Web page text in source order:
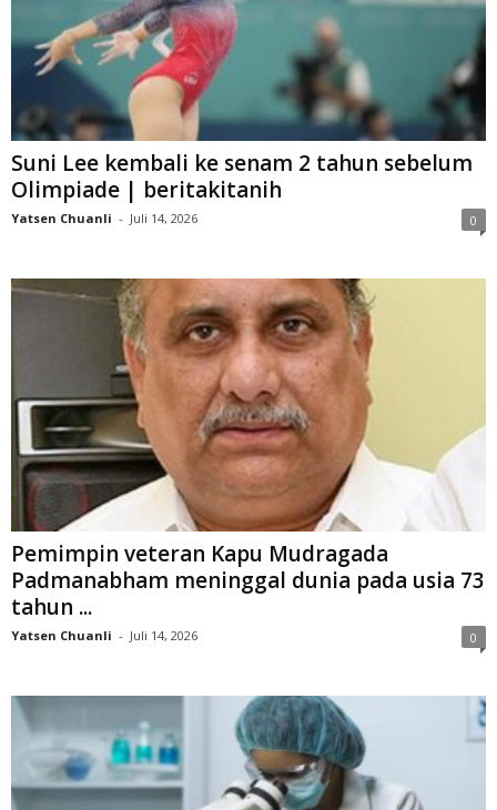
Suni Lee kembali ke senam 2 tahun sebelum
Olimpiade | beritakitanih
Yatsen Chuanli - Juli 14, 2026 0
Pemimpin veteran Kapu Mudragada
Padmanabham meninggal dunia pada usia 73
tahun ...
Yatsen Chuanli - Juli 14, 2026 0